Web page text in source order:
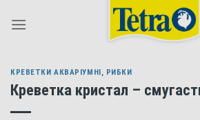
КРЕВЕТКИ АКВАРІУМНІ, РИБКИ
Креветка кристал –